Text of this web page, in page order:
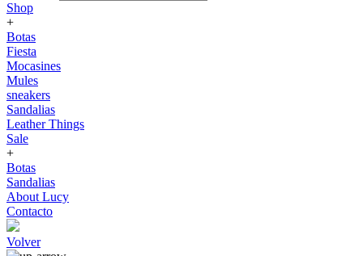
Shop
+
Botas
Fiesta
Mocasines
Mules
sneakers
Sandalias
Leather Things
Sale
+
Botas
Sandalias
About Lucy
Contacto
Volver